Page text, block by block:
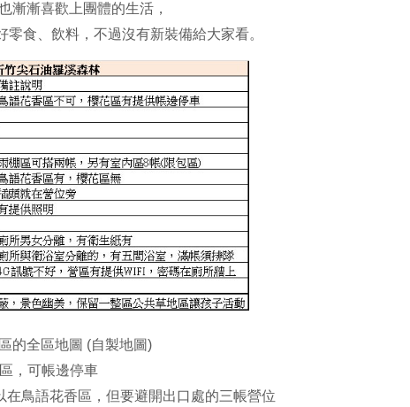
漸漸喜歡上團體的生活，
零食、飲料，不過沒有新裝備給大家看。
的全區地圖 (自製地圖)
，可帳邊停車
在鳥語花香區，但要避開出口處的三帳營位